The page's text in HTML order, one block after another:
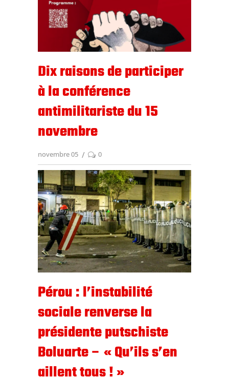
Dix raisons de participer
à la conférence
antimilitariste du 15
novembre
novembre 05 0
Pérou : l’instabilité
sociale renverse la
présidente putschiste
Boluarte – « Qu’ils s’en
aillent tous ! »